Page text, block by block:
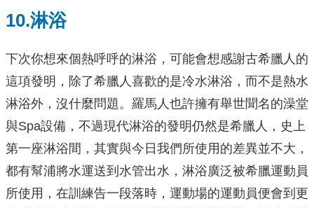
10.淋浴
下次你想來個熱呼呼的淋浴，可能會想感謝古希臘人的
這項發明，除了希臘人喜歡的是冷水淋浴，而不是熱水
淋浴外，沒什麼問題。羅馬人也許擁有舉世聞名的澡堂
與Spa設備，不過現代淋浴的發明仍然是希臘人，史上
第一座淋浴間，其實與今日我們所使用的差異並不大，
都有幫浦將水運送到水管出水，淋浴廣泛被希臘運動員
所使用，在訓練告一段落時，運動場的運動員便會到更